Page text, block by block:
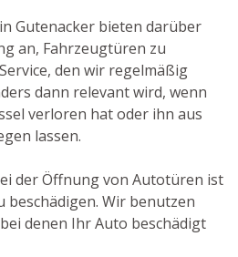
Gutenacker bieten darüber
an, Fahrzeugtüren zu
den wir regelmäßig
dann relevant wird, wenn
verloren hat oder ihn aus
lassen.
der Öffnung von Autotüren ist
beschädigen. Wir benutzen
denen Ihr Auto beschädigt